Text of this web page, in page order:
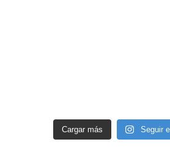
Cargar más Seguir